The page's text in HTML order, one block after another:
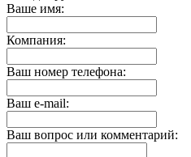
Ваше имя:
Компания:
Ваш номер телефона:
Ваш e-mail:
Ваш вопрос или комментарий: